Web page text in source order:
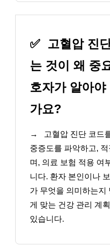
✅ 고혈압 진
는 것이 왜 중
호자가 알아
가요?
→
고혈압 진단 코드
중증도를 파악하고,
며, 의료 보험 적용 여
니다. 환자 본인이나
가 무엇을 의미하는지
게 맞는 건강 관리 계
있습니다.